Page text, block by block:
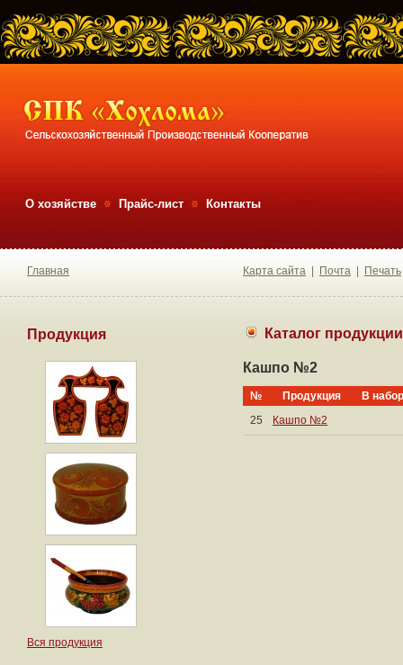
О хозяйстве Прайс-лист Контакты
Главная
Продукция
Вся продукция
Карта сайта Почта Печать
Каталог продукции
Кашпо №2
№ Продукция
В
25
Кашпо №2